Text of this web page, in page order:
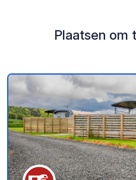
Plaatsen om